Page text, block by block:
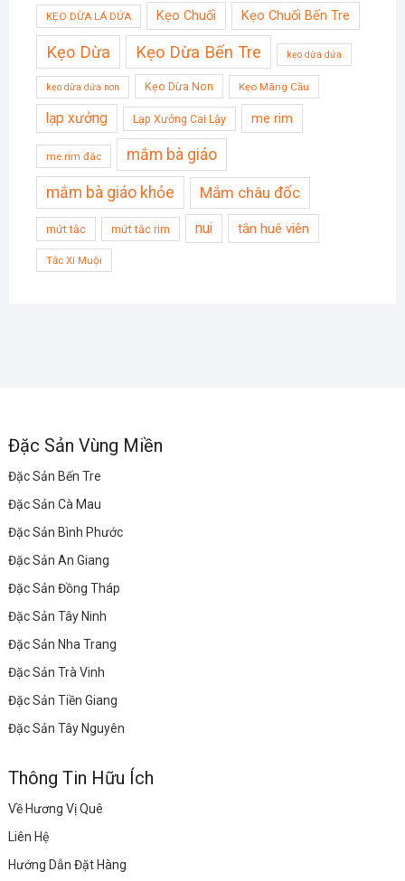
KẸO DỪA LÁ DỨA Kẹo Chuối Kẹo Chuối Bến Tre
Kẹo Dừa Kẹo Dừa Bến Tre kẹo dừa dứa
kẹo dừa dứa non Kẹo Dừa Non Kẹo Mãng Cầu
lạp xưởng Lạp Xưởng Cai Lậy me rim
me rim đác mắm bà giáo
mắm bà giáo khỏe Mắm châu đốc
mứt tắc mứt tắc rim nui tân huê viên
Tắc Xí Muội
Đặc Sản Vùng Miền
Đặc Sản Bến Tre
Đặc Sản Cà Mau
Đặc Sản Bình Phước
Đặc Sản An Giang
Đặc Sản Đồng Tháp
Đặc Sản Tây Ninh
Đặc Sản Nha Trang
Đặc Sản Trà Vinh
Đặc Sản Tiền Giang
Đặc Sản Tây Nguyên
Thông Tin Hữu Ích
Về Hương Vị Quê
Liên Hệ
Hướng Dẫn Đặt Hàng